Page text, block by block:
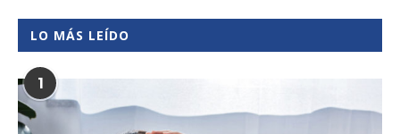
LO MÁS LEÍDO
1